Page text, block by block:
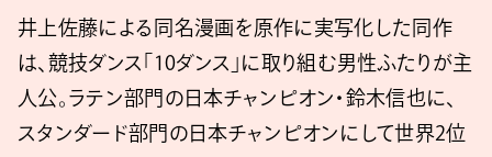
井上佐藤による同名漫画を原作に実写化した同作
は、競技ダンス「10ダンス」に取り組む男性ふたりが主
人公。ラテン部門の日本チャンピオン・鈴木信也に、
スタンダード部門の日本チャンピオンにして世界2位